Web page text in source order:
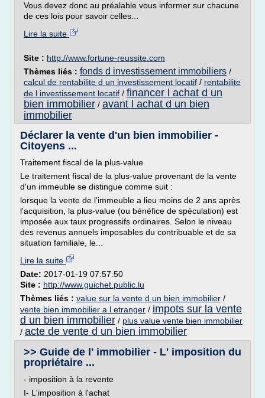
Vous devez donc au préalable vous informer sur chacune
de ces lois pour savoir celles...
Lire la suite
Site : http://www.fortune-reussite.com
Thèmes liés : fonds d investissement immobiliers /
calcul de rentabilite d un investissement locatif / rentabilite
de l investissement locatif / financer l achat d un
bien immobilier / avant l achat d un bien
immobilier
Déclarer la vente d'un bien immobilier -
Citoyens ...
Traitement fiscal de la plus-value
Le traitement fiscal de la plus-value provenant de la vente
d'un immeuble se distingue comme suit :
lorsque la vente de l'immeuble a lieu moins de 2 ans après
l'acquisition, la plus-value (ou bénéfice de spéculation) est
imposée aux taux progressifs ordinaires. Selon le niveau
des revenus annuels imposables du contribuable et de sa
situation familiale, le...
Lire la suite
Date: 2017-01-19 07:57:50
Site : http://www.guichet.public.lu
Thèmes liés : value sur la vente d un bien immobilier /
vente bien immobilier a l etranger / impots sur la vente
d un bien immobilier / plus value vente bien immobilier
/ acte de vente d un bien immobilier
>> Guide de l' immobilier - L' imposition du
propriétaire ...
- imposition à la revente
I- L'imposition à l'achat